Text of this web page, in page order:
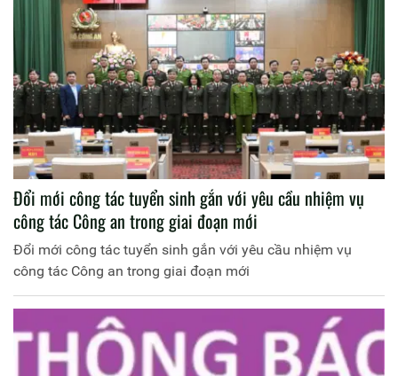
Đổi mới công tác tuyển sinh gắn với yêu cầu nhiệm vụ
công tác Công an trong giai đoạn mới
Đổi mới công tác tuyển sinh gắn với yêu cầu nhiệm vụ
công tác Công an trong giai đoạn mới